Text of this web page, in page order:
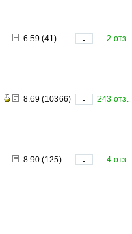
6.59 (41) -
2 отз.
8.69 (10366) -
243 отз.
8.90 (125) -
4 отз.